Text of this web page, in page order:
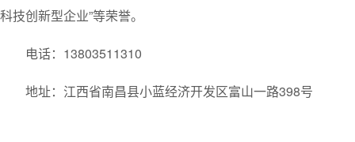
科技创新型企业”等荣誉。
电话：13803511310
地址：江西省南昌县小蓝经济开发区富山一路398号